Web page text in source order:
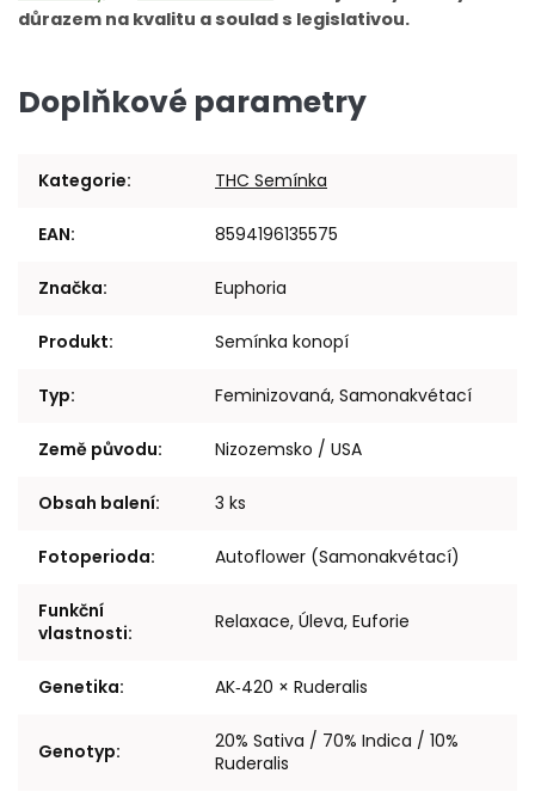
důrazem na kvalitu a soulad s legislativou.
Doplňkové parametry
Kategorie: THC Semínka
EAN: 8594196135575
Značka: Euphoria
Produkt: Semínka konopí
Typ: Feminizovaná, Samonakvétací
Země původu: Nizozemsko / USA
Obsah balení: 3 ks
Fotoperioda: Autoflower (Samonakvétací)
Funkční
vlastnosti: Relaxace, Úleva, Euforie
Genetika: AK‑420 × Ruderalis
Genotyp:
20% Sativa / 70% Indica / 10%
Ruderalis